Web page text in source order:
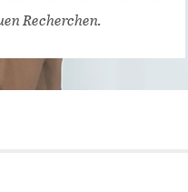
Abschlussarbeiten bei
Recherchen.